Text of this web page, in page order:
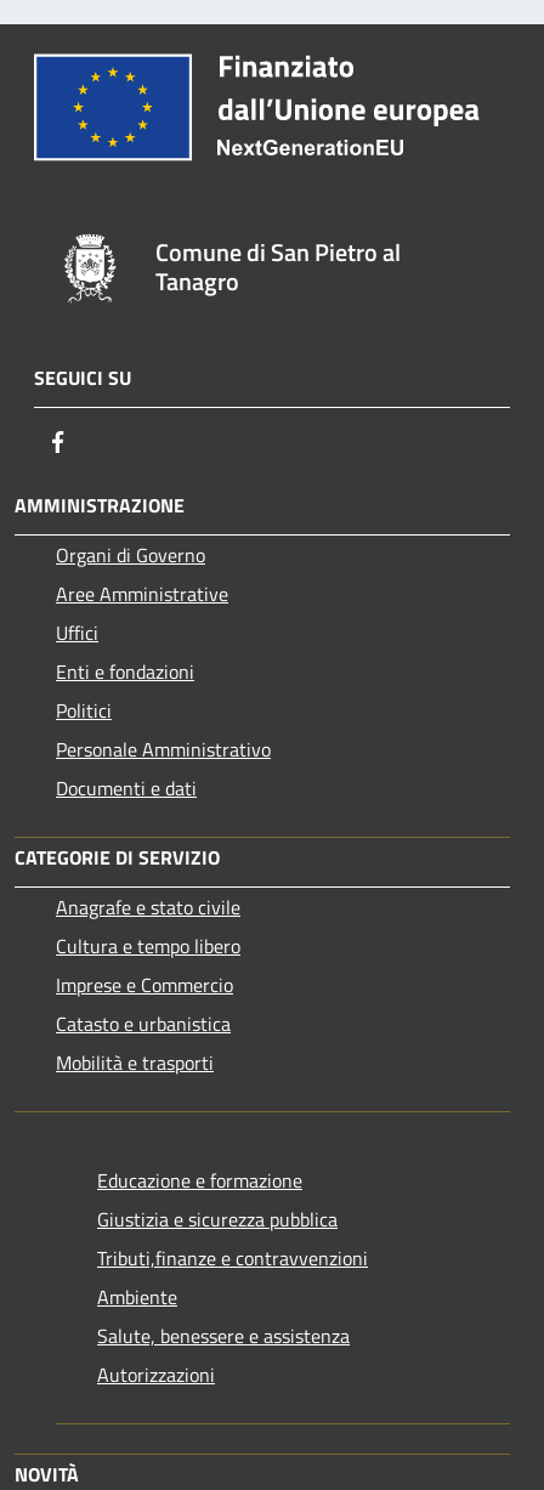
Comune di San Pietro al
Tanagro
SEGUICI SU
AMMINISTRAZIONE
Organi di Governo
Aree Amministrative
Uffici
Enti e fondazioni
Politici
Personale Amministrativo
Documenti e dati
CATEGORIE DI SERVIZIO
Anagrafe e stato civile
Cultura e tempo libero
Imprese e Commercio
Catasto e urbanistica
Mobilità e trasporti
Educazione e formazione
Giustizia e sicurezza pubblica
Tributi,finanze e contravvenzioni
Ambiente
Salute, benessere e assistenza
Autorizzazioni
NOVITÀ